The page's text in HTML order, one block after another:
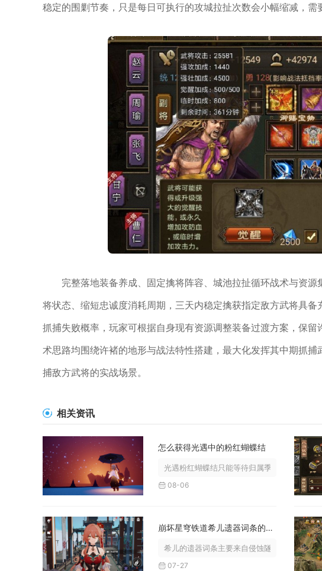
稳定的围剿节奏，只是每日可执行的攻城拉扯次数会小幅缩减，需
完整落地装备养成、固定擒将阵容、城池拉扯循环战术与资
将状态、缩短忠诚度消耗周期，三天内稳定擒获指定敌方武将具
抓捕失败概率，玩家可根据自身现有资源调整装备过渡方案，保
术思路均围绕许褚的地形与战法特性搭建，最大化发挥其中期抓
捕敌方武将的实战场景。
相关资讯
怎么获得光遇中的粉红蝴蝶结
光遇粉红蝴蝶结只能等待归属季彩纸表亲旅行
08-06
崩坏星穹铁道希儿遗器词条的来源有哪些
希儿的遗器词条主要来自侵蚀隧洞掉落、模拟
07-27